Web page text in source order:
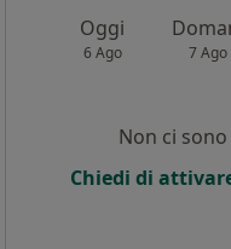
Oggi
6 Ago 7 Ago
Non ci
Chiedi di